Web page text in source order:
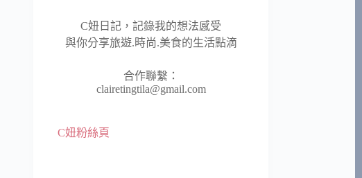
C妞日記，記錄我的想法感受
與你分享旅遊.時尚.美食的生活點滴
合作聯繫：
clairetingtila@gmail.com
C妞粉絲頁